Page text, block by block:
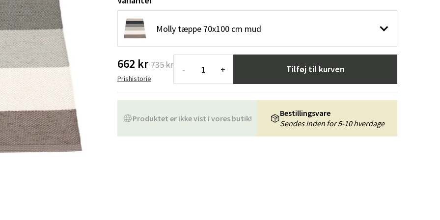
Produkter til vedligeholdelse
Småopbevaring Badeværelsesindretning
Molly tæppe 70x100 cm mud
662 kr735 kr
Prishistorie
- + Tilføj til kurven
Produktet er ikke vist i vores butik!
Bestillingsvare
Sendes inden for 5-10 hverdage